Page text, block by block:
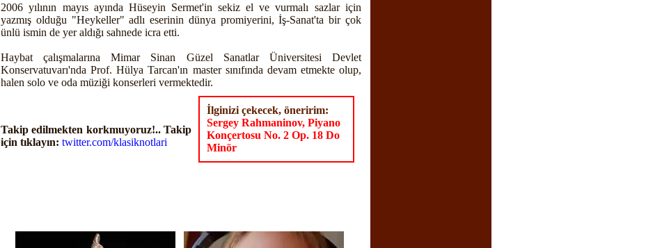
2006 yılının mayıs ayında Hüseyin Sermet'in sekiz el ve vurmalı sazlar için
yazmış olduğu "Heykeller" adlı eserinin dünya promiyerini, İş-Sanat'ta bir çok
ünlü ismin de yer aldığı sahnede icra etti.
Haybat çalışmalarına Mimar Sinan Güzel Sanatlar Üniversitesi Devlet
Konservatuvarı'nda Prof. Hülya Tarcan'ın master sınıfında devam etmekte olup,
halen solo ve oda müziği konserleri vermektedir.
İlginizi çekecek, öneririm:
Sergey Rahmaninov, Piyano
Konçertosu No. 2 Op. 18 Do
Minör
Takip edilmekten korkmuyoruz!.. Takip
için tıklayın: twitter.com/klasiknotlari